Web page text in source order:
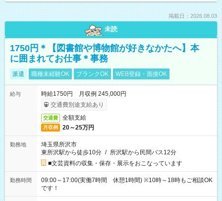
掲載日：2026.08.03
未読
1750円＊【図書館や博物館が好きなかたへ】本
に囲まれてお仕事＊事務
派遣 職種未経験OK ブランクOK WEB登録・面接OK
給与
時給1750円 月収例 245,000円
交通費別途支給あり
交通費 全額支給
月収例 20～25万円
勤務地
埼玉県所沢市
東所沢駅から徒歩10分 / 所沢駅から民間バス12分
■文芸資料の収集・保存・展示をおこなっています
勤務時間
09:00～17:00(実働7時間 休憩1時間) ※10時～18時もご相談OK
です！